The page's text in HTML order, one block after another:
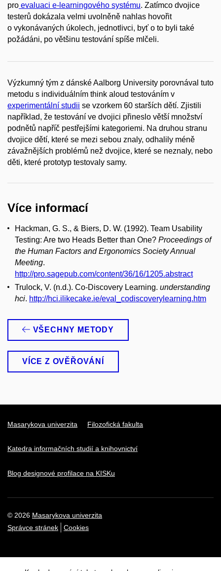
pro evaluaci e-learningového systému. Zatímco dvojice
testerů dokázala velmi uvolněně nahlas hovořit
o vykonávaných úkolech, jednotlivci, byť o to byli také
požádáni, po většinu testování spíše mlčeli.
Výzkumný tým z dánské Aalborg University porovnával tuto
metodu s individuálním think aloud testováním v
experimentální studii se vzorkem 60 starších dětí. Zjistili
například, že testování ve dvojici přineslo větší množství
podnětů napříč pestřejšími kategoriemi. Na druhou stranu
dvojice dětí, které se mezi sebou znaly, odhalily méně
závažnějších problémů než dvojice, které se neznaly, nebo
děti, které prototyp testovaly samy.
Více informací
Hackman, G. S., & Biers, D. W. (1992). Team Usability
Testing: Are two Heads Better than One? Proceedings of
the Human Factors and Ergonomics Society Annual
Meeting.
http://pro.sagepub.com/content/36/16/1205.abstract
Trulock, V. (n.d.). Co-Discovery Learning. understanding
hci. http://hci.ilikecake.ie/eval_codiscoverylearning.htm
VŠECHNY METODY
VÍCE Z OVĚŘOVÁNÍ
Masarykova univerzita Filozofická fakulta
Katedra informačních studií a knihovnictví
Blog designové profilace na KISKu
© 2026 Masarykova univerzita
Správce stránek
Cookies